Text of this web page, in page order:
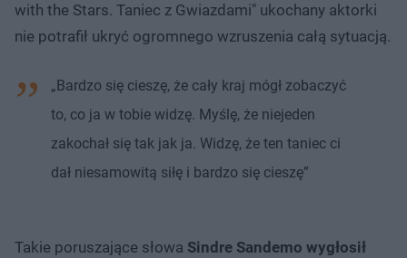
with the Stars. Taniec z Gwiazdami" ukochany aktorki
nie potrafił ukryć ogromnego wzruszenia całą sytuacją.
„Bardzo się cieszę, że cały kraj mógł zobaczyć
to, co ja w tobie widzę. Myślę, że niejeden
zakochał się tak jak ja. Widzę, że ten taniec ci
dał niesamowitą siłę i bardzo się cieszę”
Takie poruszające słowa Sindre Sandemo wygłosił